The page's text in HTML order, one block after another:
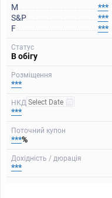
M
***
S&P
***
F
***
Статус
В обігу
Розміщення
***
НКД
***
Поточний купон
***%
Дохідність / дюрація
***